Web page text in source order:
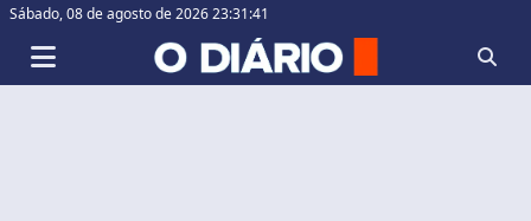
Sábado,08 de agosto de 2026 23:31:42